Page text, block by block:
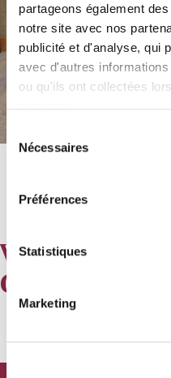
partageons également
notre site avec nos
publicité et d'analyse, qui
avec d'autres
ou qu'ils ont collectées
services.
Nécessaires
Préférences
Statistiques
Marketing
Fourniture et pose de
posée sur thibaude
Villa Tallulah -
Guadeloupe